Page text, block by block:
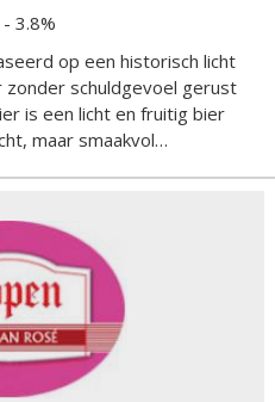
- 3.8%
op een historisch licht
zonder schuldgevoel gerust
is een licht en fruitig bier
maar smaakvol